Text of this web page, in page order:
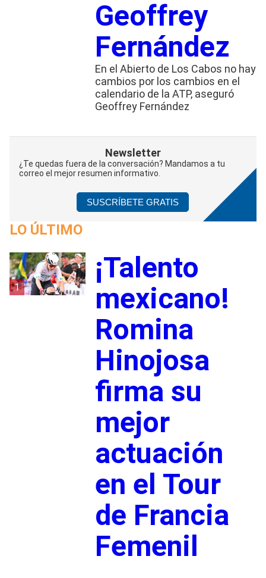
Geoffrey
Fernández
En el Abierto de Los Cabos no hay
cambios por los cambios en el
calendario de la ATP, aseguró
Geoffrey Fernández
Newsletter
¿Te quedas fuera de la conversación? Mandamos a tu
correo el mejor resumen informativo.
SUSCRÍBETE GRATIS
LO ÚLTIMO
1
¡Talento
mexicano!
Romina
Hinojosa
firma su
mejor
actuación
en el Tour
de Francia
Femenil